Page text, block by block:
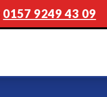
0157 9249 43 09